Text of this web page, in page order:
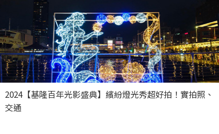
2024【基隆百年光影盛典】繽紛燈光秀超好拍！實拍照、
交通